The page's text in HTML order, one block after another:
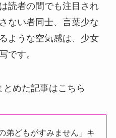
読者の間でも注目され
ない者同士、言葉少な
ような空気感は、少女
です。
めた記事はこちら
弟どもがすみません」キ